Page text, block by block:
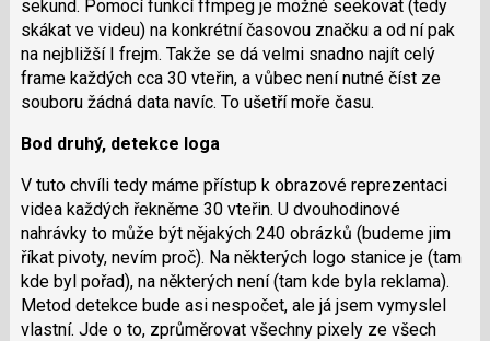
sekund. Pomocí funkcí ffmpeg je možné seekovat (tedy
skákat ve videu) na konkrétní časovou značku a od ní pak
na nejbližší I frejm. Takže se dá velmi snadno najít celý
frame každých cca 30 vteřin, a vůbec není nutné číst ze
souboru žádná data navíc. To ušetří moře času.
Bod druhý, detekce loga
V tuto chvíli tedy máme přístup k obrazové reprezentaci
videa každých řekněme 30 vteřin. U dvouhodinové
nahrávky to může být nějakých 240 obrázků (budeme jim
říkat pivoty, nevím proč). Na některých logo stanice je (tam
kde byl pořad), na některých není (tam kde byla reklama).
Metod detekce bude asi nespočet, ale já jsem vymyslel
vlastní. Jde o to, zprůměrovat všechny pixely ze všech